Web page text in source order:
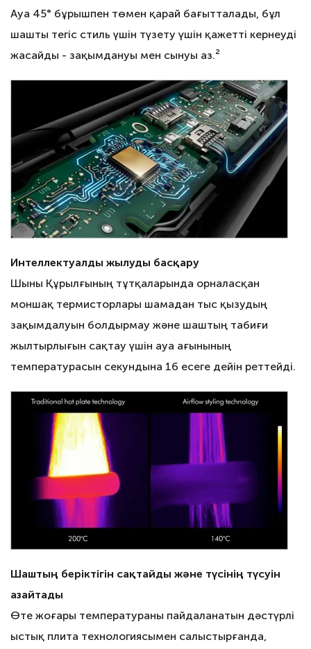
Ауа 45° бұрышпен төмен қарай бағытталады, бұл
шашты тегіс стиль үшін түзету үшін қажетті кернеуді
жасайды - зақымдануы мен сынуы аз.²
Интеллектуалды жылуды басқару
Шыны Құрылғының тұтқаларында орналасқан
моншақ термисторлары шамадан тыс қызудың
зақымдалуын болдырмау және шаштың табиғи
жылтырлығын сақтау үшін ауа ағынының
температурасын секундына 16 есеге дейін реттейді.
Шаштың беріктігін сақтайды және түсінің түсуін
азайтады
Өте жоғары температураны пайдаланатын дәстүрлі
ыстық плита технологиясымен салыстырғанда,